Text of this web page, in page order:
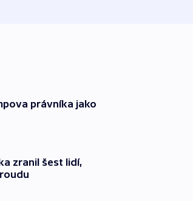
právníka jako
zranil šest lidí,